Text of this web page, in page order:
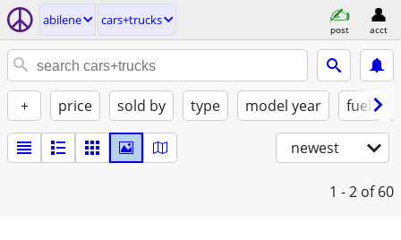
abilene cars+trucks
post acct
+ price sold by type model year fuel
newest
1 - 2 of 60